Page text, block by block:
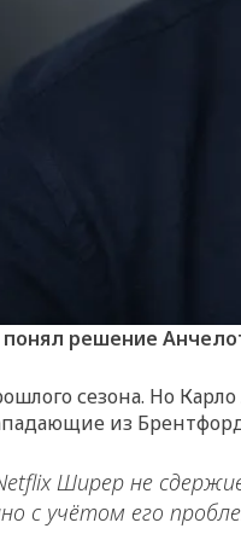
решение
сезона. Но Карло
из
Ширер не
с учётом его